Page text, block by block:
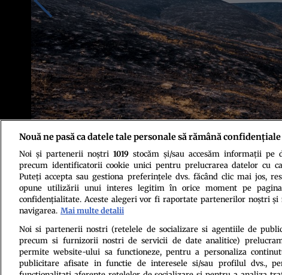
Foto: Pexels
Politica de
Nouă ne pasă ca datele tale personale să rămână confidențiale
Noi și partenerii noștri 1019stocăm și/sau accesăm informații pe
precum identificatorii cookie unici pentru prelucrarea datelor cu
Puteți accepta sau gestiona preferințele dvs. făcând clic mai jos,
opune utilizării unui interes legitim în orice moment pe
confidențialitate. Aceste alegeri vor fi raportate partenerilor noștri și
navigarea. Mai multe detalii
Noi si partenerii nostri (retelele de socializare si agentiile de
precum si furnizorii nostri de servicii de date analitice)
permite website-ului sa functioneze, pentru a personaliza
publicitare afisate in functie de interesele si/sau profilul dvs.,